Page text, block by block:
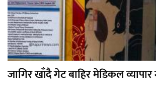
जागिर खाँदै गेट बाहिर मेडिकल व्यापार